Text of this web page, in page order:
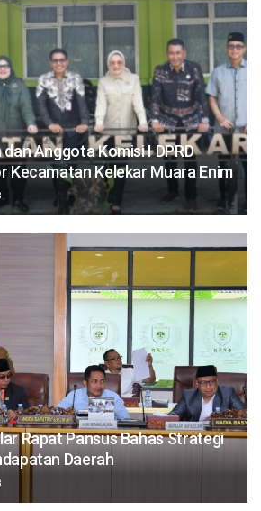
Anggota Komisi I DPRD
Kecamatan Kelekar Muara Enim
Rapat Pansus Bahas Strategi
Daerah